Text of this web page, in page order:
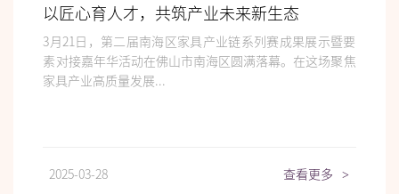
以匠心育人才，共筑产业未来新生态
3月21日，第二届南海区家具产业链系列赛成果展示暨要
素对接嘉年华活动在佛山市南海区圆满落幕。在这场聚焦
家具产业高质量发展...
2025-03-28 查看更多 >